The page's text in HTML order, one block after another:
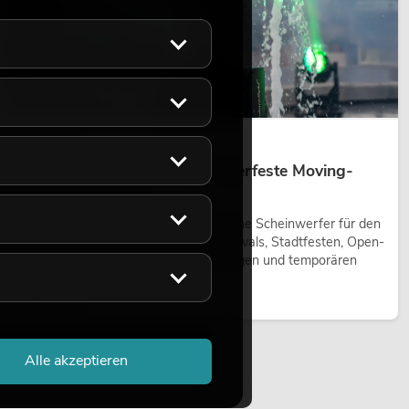
14.05.2026
Outdoor Moving-Heads: Wetterfeste Moving-
Heads bei Events
Outdoor Moving-Heads sind bewegliche Scheinwerfer für den
Einsatz im Freien. Sie werden bei Festivals, Stadtfesten, Open-
Air-Konzerten, Architekturinszenierungen und temporären
Außeninstallationen eingesetzt.
Alle akzeptieren